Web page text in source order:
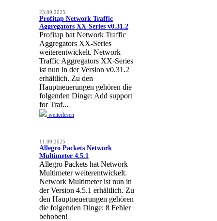
23.09.2025
Profitap Network Traffic
Aggregators XX-Series v0.31.2
Profitap hat Network Traffic
Aggregators XX-Series
weiterentwickelt. Network
Traffic Aggregators XX-Series
ist nun in der Version v0.31.2
erhältlich. Zu den
Hauptneuerungen gehören die
folgenden Dinge: Add support
for Traf...
weiterlesen
11.09.2025
Allegro Packets Network
Multimeter 4.5.1
Allegro Packets hat Network
Multimeter weiterentwickelt.
Network Multimeter ist nun in
der Version 4.5.1 erhältlich. Zu
den Hauptneuerungen gehören
die folgenden Dinge: 8 Fehler
behoben!